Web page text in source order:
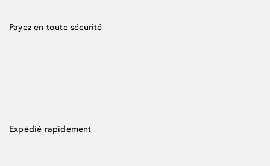
Payez en toute sécurité
Expédié rapidement